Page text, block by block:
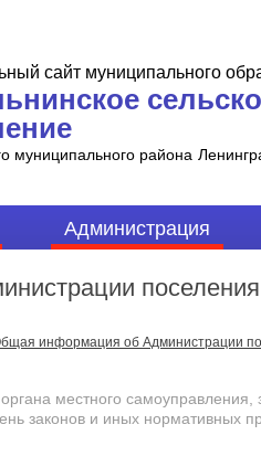
сайт муниципального
муниципального района
Администрация
информация об Администрации
местного
законов и иных нормативных